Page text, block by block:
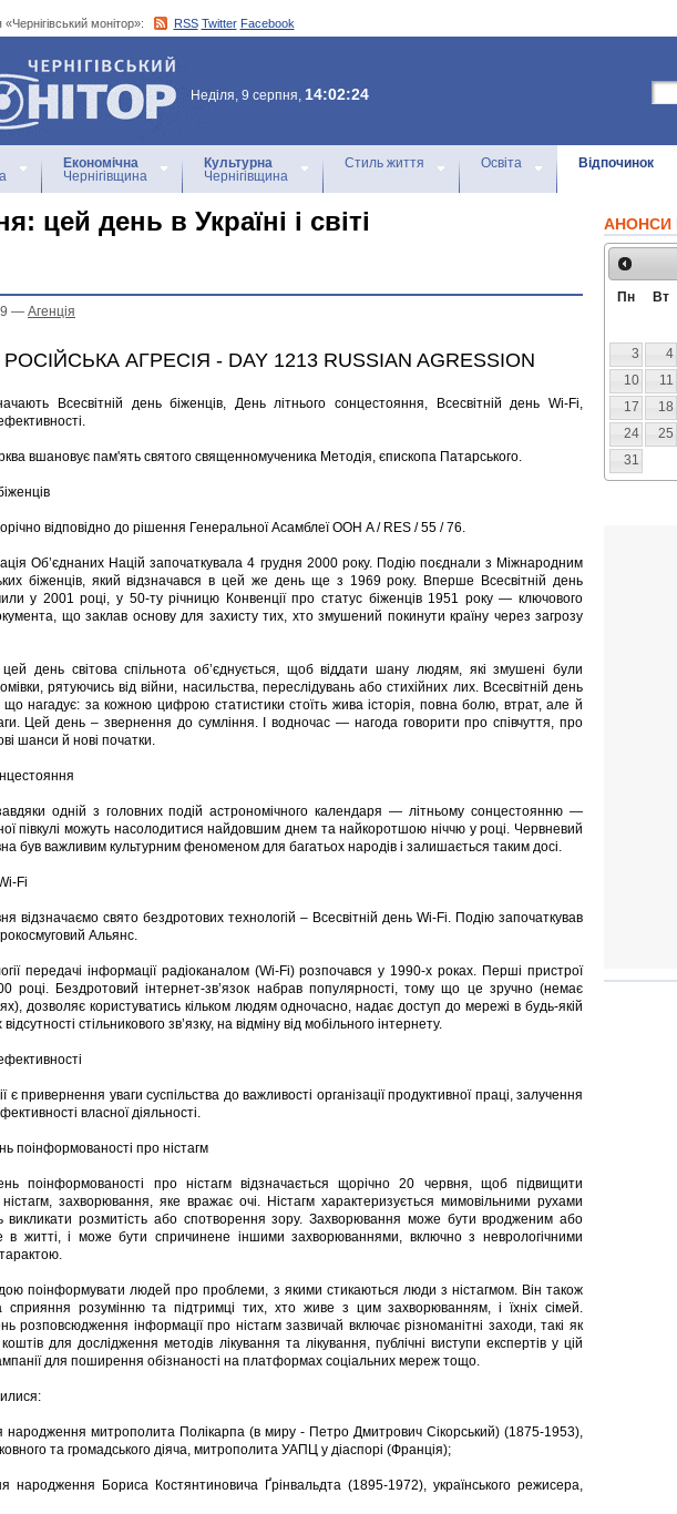
монітор»: RSS Twitter Facebook
монітор»
Неділя, 9 серпня, 14:02:24
Економічна
Чернігівщина
Культурна
Чернігівщина
Стиль життя Освіта Відпочинок
цей день в Україні і світі
— Агенцiя
АГРЕСІЯ - DAY 1213 RUSSIAN AGRESSION
Всесвітній день біженців, День літнього сонцестояння, Всесвітній день Wi-Fi,
вшановує пам'ять святого священномученика Методія, єпископа Патарського.
відповідно до рішення Генеральної Асамблеї ООН A / RES / 55 / 76.
Об’єднаних Націй започаткувала 4 грудня 2000 року. Подію поєднали з Міжнародним
біженців, який відзначався в цей же день ще з 1969 року. Вперше Всесвітній день
у 2001 році, у 50-ту річницю Конвенції про статус біженців 1951 року — ключового
що заклав основу для захисту тих, хто змушений покинути країну через загрозу
день світова спільнота об’єднується, щоб віддати шану людям, які змушені були
рятуючись від війни, насильства, переслідувань або стихійних лих. Всесвітній день
що нагадує: за кожною цифрою статистики стоїть жива історія, повна болю, втрат, але й
Цей день – звернення до сумління. І водночас — нагода говорити про співчуття, про
шанси й нові початки.
одній з головних подій астрономічного календаря — літньому сонцестоянню —
півкулі можуть насолодитися найдовшим днем та найкоротшою ніччю у році. Червневий
був важливим культурним феноменом для багатьох народів і залишається таким досі.
Fi
відзначаємо свято бездротових технологій – Всесвітній день Wi-Fi. Подію започаткував
Альянс.
передачі інформації радіоканалом (Wi-Fi) розпочався у 1990-х роках. Перші пристрої
році. Бездротовий інтернет-зв’язок набрав популярності, тому що це зручно (немає
дозволяє користуватись кільком людям одночасно, надає доступ до мережі в будь-якій
відсутності стільникового зв’язку, на відміну від мобільного інтернету.
є привернення уваги суспільства до важливості організації продуктивної праці, залучення
власної діяльності.
поінформованості про ністагм
поінформованості про ністагм відзначається щорічно 20 червня, щоб підвищити
ністагм, захворювання, яке вражає очі. Ністагм характеризується мимовільними рухами
викликати розмитість або спотворення зору. Захворювання може бути вродженим або
в житті, і може бути спричинене іншими захворюваннями, включно з неврологічними
поінформувати людей про проблеми, з якими стикаються люди з ністагмом. Він також
сприяння розумінню та підтримці тих, хто живе з цим захворюванням, і їхніх сімей.
розповсюдження інформації про ністагм зазвичай включає різноманітні заходи, такі як
для дослідження методів лікування та лікування, публічні виступи експертів у цій
для поширення обізнаності на платформах соціальних мереж тощо.
народження митрополита Полікарпа (в миру - Петро Дмитрович Сікорський) (1875-1953),
та громадського діяча, митрополита УАПЦ у діаспорі (Франція);
народження Бориса Костянтиновича Ґрінвальдта (1895-1972), українського режисера,
АНОНСИ
Пн Вт
3
4
10
11
17
18
24
25
31